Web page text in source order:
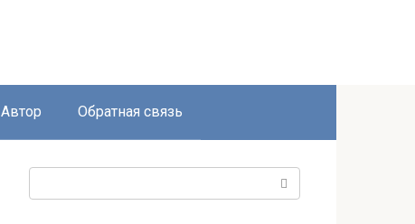
Автор Обратная связь